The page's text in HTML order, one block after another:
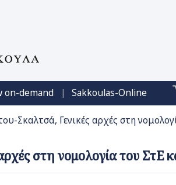
on-demand | Sakkoulas-Online
Σκαλτσά, Γενικές αρχές στη
στη νομολογία του ΣτΕ